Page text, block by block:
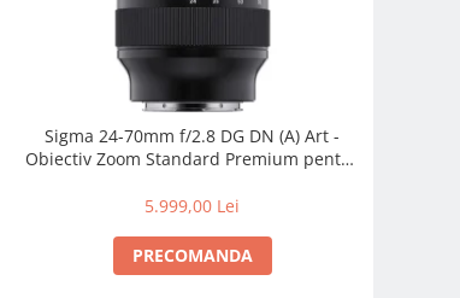
Sigma 24-70mm f/2.8 DG DN (A) Art -
Obiectiv Zoom Standard Premium pentru
5.999,00 Lei
PRECOMANDA